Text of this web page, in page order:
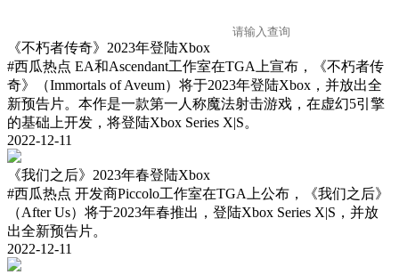
《不朽者传奇》2023年登陆Xbox
#西瓜热点 EA和Ascendant工作室在TGA上宣布，《不朽者传
奇》（Immortals of Aveum）将于2023年登陆Xbox，并放出全
新预告片。本作是一款第一人称魔法射击游戏，在虚幻5引擎
的基础上开发，将登陆Xbox Series X|S。
2022-12-11
《我们之后》2023年春登陆Xbox
#西瓜热点 开发商Piccolo工作室在TGA上公布，《我们之后》
（After Us）将于2023年春推出，登陆Xbox Series X|S，并放
出全新预告片。
2022-12-11